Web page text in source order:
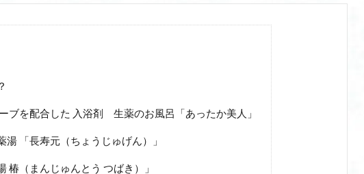
ブを配合した 入浴剤 生薬のお風呂「あったか美人」
「長寿元（ちょうじゅげん）」
椿（まんじゅんとう つばき）」